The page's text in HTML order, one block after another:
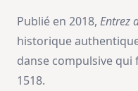
Publié en 2018, Entrez
historique
danse compulsive
1518.